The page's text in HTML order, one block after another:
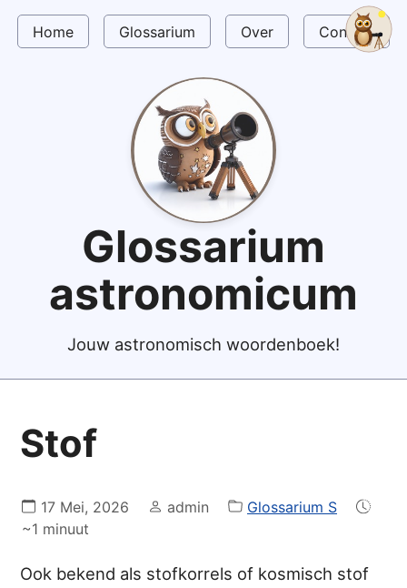
Home Glossarium Over Contact
Glossarium
astronomicum
Jouw astronomisch woordenboek!
Stof
17 Mei, 2026 admin
Glossarium S
~1 minuut
Ook bekend als stofkorrels of kosmisch stof